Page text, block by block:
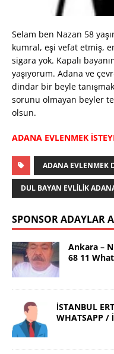
Selam ben Nazan 58
kumral, eşi vefat etmiş,
sigara yok. Kapalı
yaşıyorum. Adana ve
dindar bir beyle
sorunu olmayan beyler
olsun.
ADANA EVLENMEK
ADANA EVLENMEK
DUL BAYAN EVLİLİK
SPONSOR ADAYLAR
Ankara –
68 11
İSTANBUL
WHATSAPP /